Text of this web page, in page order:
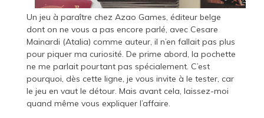
Un jeu à paraître chez Azao Games, éditeur belge
dont on ne vous a pas encore parlé, avec Cesare
Mainardi (Atalia) comme auteur, il n’en fallait pas plus
pour piquer ma curiosité. De prime abord, la pochette
ne me parlait pourtant pas spécialement. C’est
pourquoi, dès cette ligne, je vous invite à le tester, car
le jeu en vaut le détour. Mais avant cela, laissez-moi
quand même vous expliquer l’affaire.